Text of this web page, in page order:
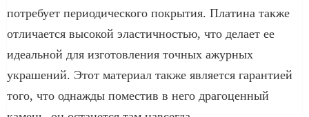
потребует периодического покрытия. Платина также
отличается высокой эластичностью, что делает ее
идеальной для изготовления точных ажурных
украшений. Этот материал также является гарантией
того, что однажды поместив в него драгоценный